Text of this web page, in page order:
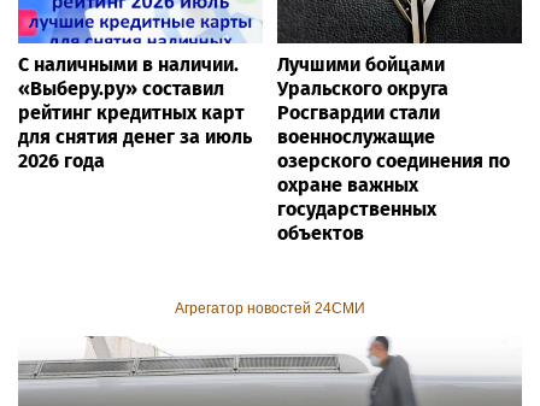
С наличными в наличии.
«Выберу.ру» составил
рейтинг кредитных карт
для снятия денег за июль
2026 года
Лучшими бойцами
Уральского округа
Росгвардии стали
военнослужащие
озерского соединения по
охране важных
государственных
объектов
Агрегатор новостей 24СМИ